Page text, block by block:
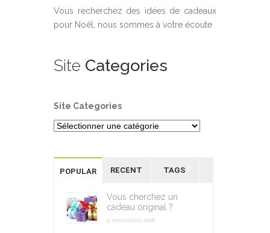
Vous recherchez des idées de cadeaux
pour Noël, nous sommes à votre écoute
Site Categories
Site Categories
POPULAR RECENT TAGS
Vous cherchez un
cadeau original ?
9 novembre 2016